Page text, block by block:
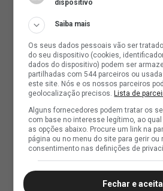
dispositivo
Saiba mais
Os seus dados pessoais vão ser
do seu dispositivo (cookies,
dados do dispositivo) podem ser
partilhadas com 544 parceiros ou
este site. Nós e os nossos parceiros
geolocalização precisos.Lista de
Alguns fornecedores podem tratar os
com base no interesse legítimo, ao
as opções abaixo. Procure um link na
página ou no menu do site para gerir ou
consentimento nas definições de
Fechar e